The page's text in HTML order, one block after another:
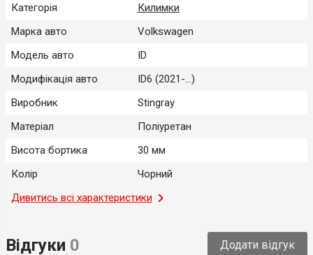
Категорія
Килимки
Марка авто
Volkswagen
Модель авто
ID
Модифікація авто
ID6 (2021-...)
Виробник
Stingray
Матеріал
Поліуретан
Висота бортика
30 мм
Колір
Чорний
Місце застосування
Салон
Країна-виробник
Дивитись всі характеристики
Відгуки 0 Додати відгук